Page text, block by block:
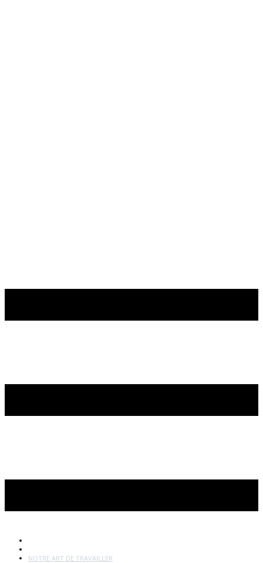
NOTRE ART DE TRAVAILLER